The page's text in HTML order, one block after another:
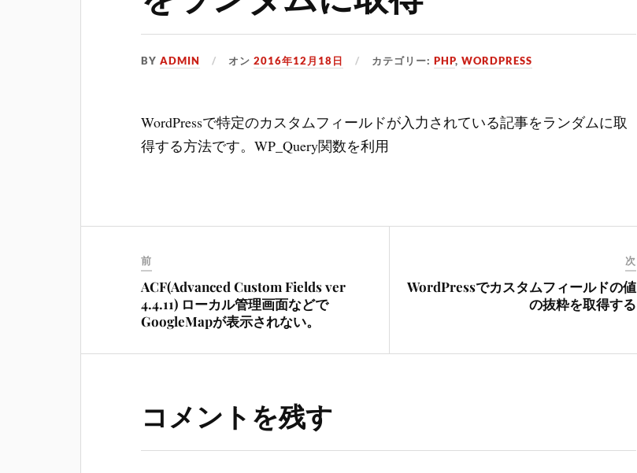
BYADMIN オン2016年12月18日 カテゴリー:PHP,WORDPRESS
WordPressで特定のカスタムフィールドが入力されている記事をランダムに取
得する方法です。WP_Query関数を利用
前
ACF(Advanced Custom Fields ver
4.4.11) ローカル管理画面などで
GoogleMapが表示されない。
次
WordPressでカスタムフィールドの値
の抜粋を取得する
コメントを残す